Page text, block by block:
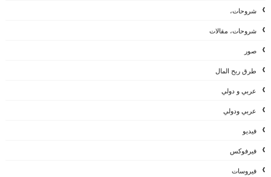
شروحات،
شروحات، مقالات
صور
طرق ربح المال
عربي و دولي
عربي ودولي
فيديو
فيرفوكس
فيروسات